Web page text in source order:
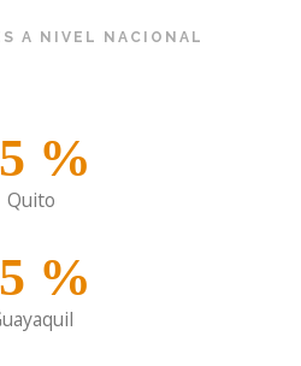
A NIVEL NACIONAL
%
Quito
%